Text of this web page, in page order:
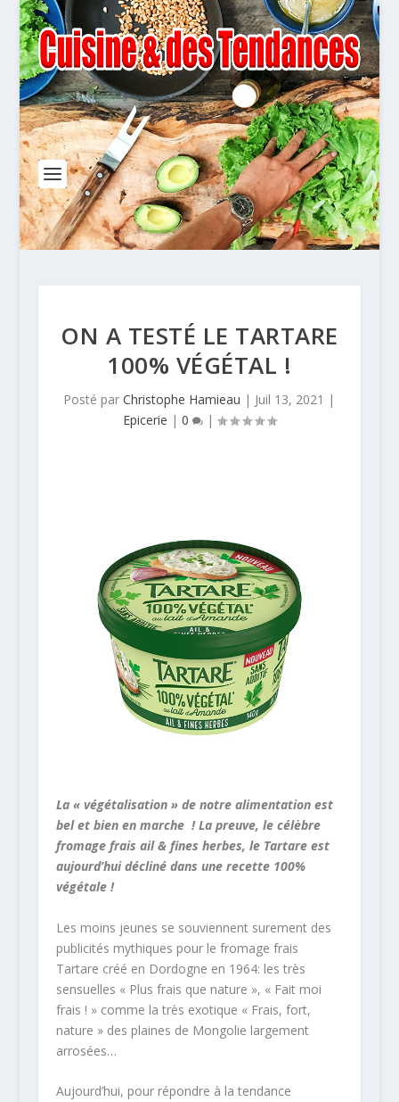
ON A TESTÉ LE TARTARE
100% VÉGÉTAL !
Posté parChristophe Hamieau | Juil 13, 2021 |
Epicerie | 0 |
La « végétalisation » de notre alimentation est
bel et bien en marche ! La preuve, le célèbre
fromage frais ail & fines herbes, le Tartare est
aujourd’hui décliné dans une recette 100%
végétale !
Les moins jeunes se souviennent surement des
publicités mythiques pour le fromage frais
Tartare créé en Dordogne en 1964: les très
sensuelles « Plus frais que nature », « Fait moi
frais ! » comme la très exotique « Frais, fort,
nature » des plaines de Mongolie largement
arrosées…
Aujourd’hui, pour répondre à la tendance